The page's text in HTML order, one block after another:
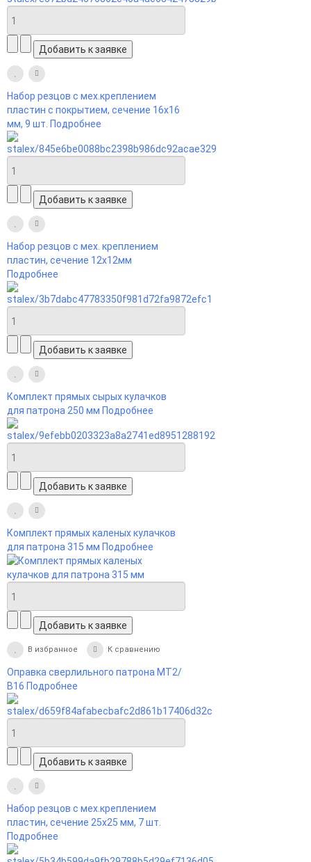
Набор резцов с мех.креплением
пластин с покрытием, сечение 16х16
мм, 9 шт. Подробнее
Набор резцов с мех. креплением
пластин, сечение 12х12мм
Подробнее
Комплект прямых сырых кулачков
для патрона 250 мм Подробнее
Комплект прямых каленых кулачков
для патрона 315 мм Подробнее
В избранное К сравнению
Оправка сверлильного патрона МТ2/
В16 Подробнее
Набор резцов с мех.креплением
пластин, сечение 25х25 мм, 7 шт.
Подробнее